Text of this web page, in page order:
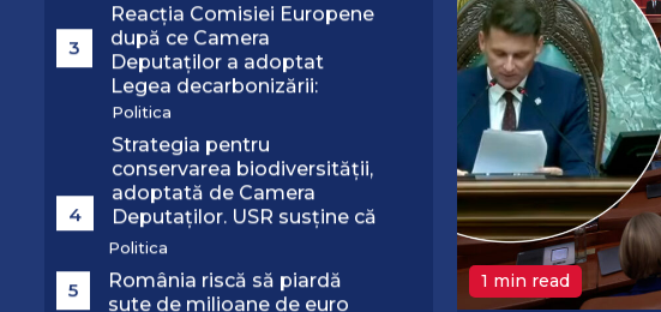
Strategia pentru
conservarea biodiversităţii,
adoptată de Camera
Deputaţilor. USR susține că
a votat proiectul cu
amendamentele PSD
pentru a nu bloca un jalon
PNRR
Politica
România riscă să piardă
sute de milioane de euro
din PNRR
1
Recomandate
Trei oameni intoxicați după
o scăpare de gaze în
1 min read